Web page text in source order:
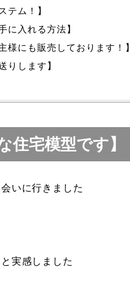
テム！】
に入れる方法】
様にも販売しております！】
りします】
住宅模型です】
いに行きました
実感しました